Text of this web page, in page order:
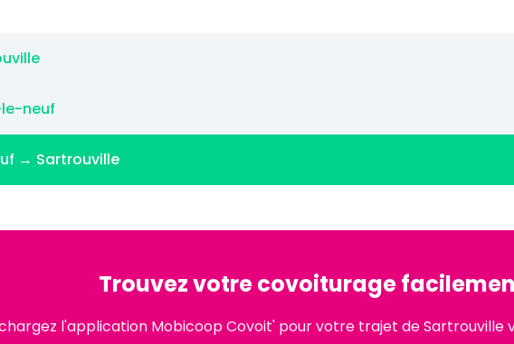
neuf
→ Sartrouville
Trouvez votre covoiturage
l'application Mobicoop Covoit' pour votre trajet de Sartrouville